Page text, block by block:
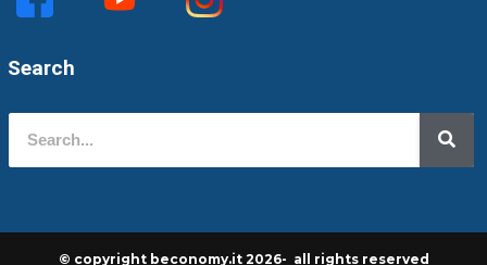
Search
© copyright beconomy.it 2026- all rights reserved